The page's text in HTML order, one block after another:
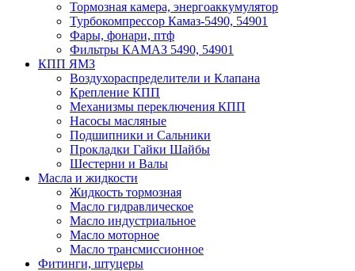
Тормозная камера, энергоаккумулятор
Турбокомпрессор Камаз-5490, 54901
Фары, фонари, птф
Фильтры КАМАЗ 5490, 54901
КПП ЯМЗ
Воздухораспределители и Клапана
Крепление КПП
Механизмы переключения КПП
Насосы масляные
Подшипники и Сальники
Прокладки Гайки Шайбы
Шестерни и Валы
Масла и жидкости
Жидкость тормозная
Масло гидравлическое
Масло индустриальное
Масло моторное
Масло трансмиссионное
Фитинги, штуцеры